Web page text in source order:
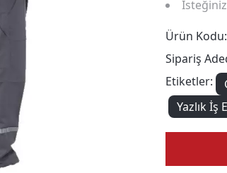
Ürün Kodu:
Sipariş
Etiketler:
Yazlık İş